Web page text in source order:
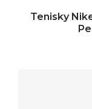
Tenisky